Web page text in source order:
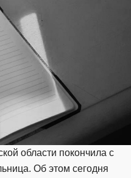
области покончила с
Об этом сегодня